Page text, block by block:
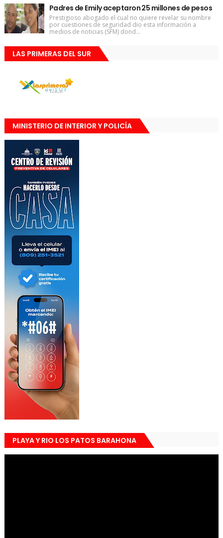
Padres de Emily aceptaron 25 millones de pesos
Prestigioso abogado el cual no quiere revelar su nombre
por cuestiones de seguridad dio esta información a
medios de noticias (SFM) dond...
LAS PRIMERAS DEL SUR
MINISTERIO DE INTERIOR Y POLICÍA
PLAYA Y RIO LOS PATOS BARAHONA